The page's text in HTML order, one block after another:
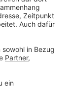
930-219543/1